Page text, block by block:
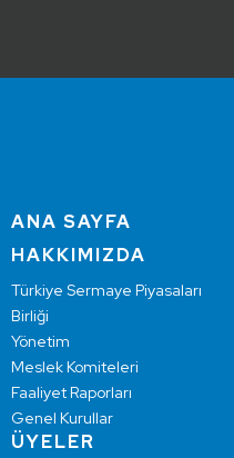
ANA SAYFA
HAKKIMIZDA
Türkiye Sermaye Piyasaları
Birliği
Yönetim
Meslek Komiteleri
Faaliyet Raporları
Genel Kurullar
ÜYELER